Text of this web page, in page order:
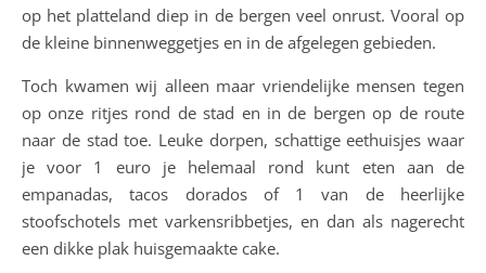
op het platteland diep in de bergen veel onrust. Vooral op
de kleine binnenweggetjes en in de afgelegen gebieden.
Toch kwamen wij alleen maar vriendelijke mensen tegen
op onze ritjes rond de stad en in de bergen op de route
naar de stad toe. Leuke dorpen, schattige eethuisjes waar
je voor 1 euro je helemaal rond kunt eten aan de
empanadas, tacos dorados of 1 van de heerlijke
stoofschotels met varkensribbetjes, en dan als nagerecht
een dikke plak huisgemaakte cake.